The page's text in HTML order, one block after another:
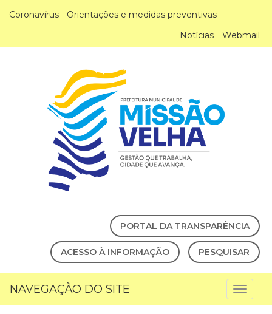
Coronavírus - Orientações e medidas preventivas
Notícias
Webmail
PORTAL DA TRANSPARÊNCIA
ACESSO À INFORMAÇÃO PESQUISAR
NAVEGAÇÃO DO SITE